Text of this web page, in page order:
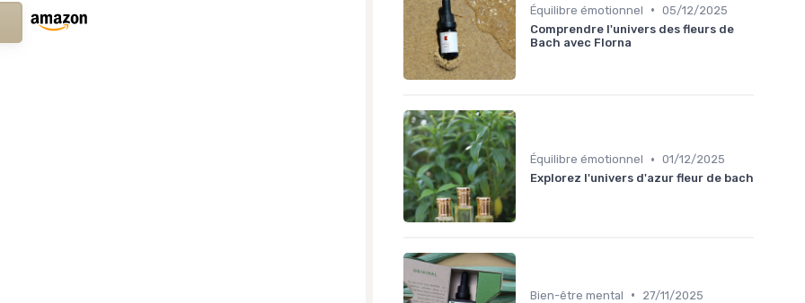
Équilibre émotionnel • 05/12/2025
Comprendre l'univers des fleurs de
Bach avec Florna
Équilibre émotionnel • 01/12/2025
Explorez l'univers d'azur fleur de bach
Bien-être mental • 27/11/2025